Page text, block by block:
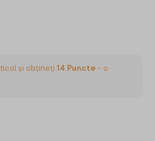
și obțineți 14 Puncte - o